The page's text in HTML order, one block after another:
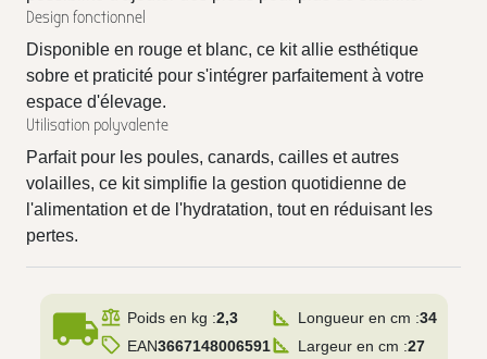
Design fonctionnel
Disponible en rouge et blanc, ce kit allie esthétique
sobre et praticité pour s'intégrer parfaitement à votre
espace d'élevage.
Utilisation polyvalente
Parfait pour les poules, canards, cailles et autres
volailles, ce kit simplifie la gestion quotidienne de
l'alimentation et de l'hydratation, tout en réduisant les
pertes.
local_shipping Poids en kg :2,3
EAN3667148006591
Longueur en cm :34
Largeur en cm :27